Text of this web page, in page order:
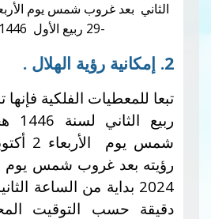
شمس يوم الأربعاء 02
أكتوبر 2024
الفلكية فإنها تستحيل رؤية هلال
ربيع الثاني لسنة 1446 هجري بعد غروب
شمس يوم الأربعاء 2 أكتوبر 2024، ويمكن
رؤيته بعد غروب شمس يوم الخميس 3 أكتوبر
2024 بداية من الساعة الثانية بعد الزوال و27
التوقيت المحلي انطلاقا من